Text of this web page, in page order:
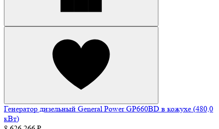
Генератор дизельный General Power GP660BD в кожухе (480,0
кВт)